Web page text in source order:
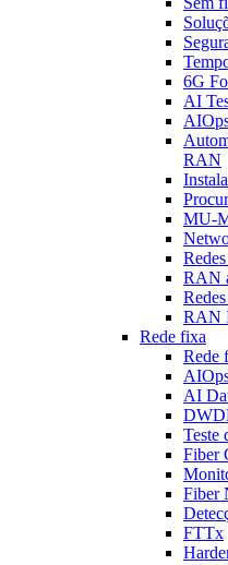
6G
AI
RAN
MU-
RAN
RAN
Rede fixa
Rede
AI
Teste
Fiber
Fiber
FTTx